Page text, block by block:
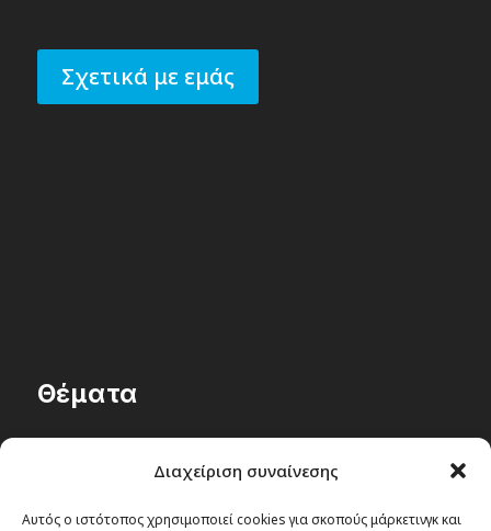
Διαχείριση συναίνεσης
Αυτός ο ιστότοπος χρησιμοποιεί cookies για σκοπούς μάρκετινγκ και
Σχετικά με εμάς
Θέματα
Passenger στον κόσμο
TRAVEL NEWS